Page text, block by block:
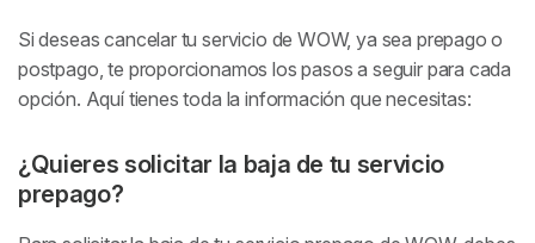
Si deseas cancelar tu servicio de WOW, ya sea prepago o
postpago, te proporcionamos los pasos a seguir para cada
opción. Aquí tienes toda la información que necesitas:
¿Quieres solicitar la baja de tu servicio
prepago?